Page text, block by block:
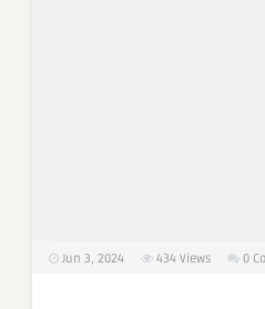
Jun 3, 2024 434 Views 0